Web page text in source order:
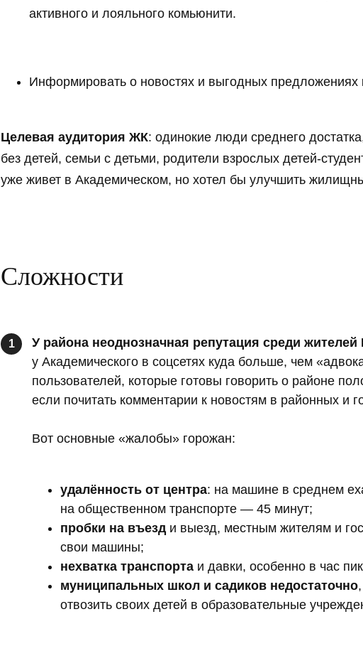
активного и лояльного комьюнити.
Информировать о новостях и выгодных предложениях
Целевая аудитория ЖК: одинокие люди среднего
без детей, семьи с детьми, родители взрослых детей-
уже живет в Академическом, но хотел бы улучшить
Сложности
1 У района неоднозначная репутация среди жителей
у Академического в соцсетях куда больше, чем
пользователей, которые готовы говорить о районе
если почитать комментарии к новостям в районных и
Вот основные «жалобы» горожан:
удалённость от центра: на машине в среднем
на общественном транспорте — 45 минут;
пробки на въезд и выезд, местным жителям и
свои машины;
нехватка транспорта и давки, особенно в час
муниципальных школ и садиков недостаточно
отвозить своих детей в образовательные